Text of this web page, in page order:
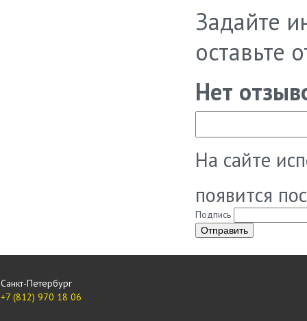
Задайте
оставьте
Нет
На сайте
появится
Подпись
Санкт-Петербург
+7 (812) 970 18 06